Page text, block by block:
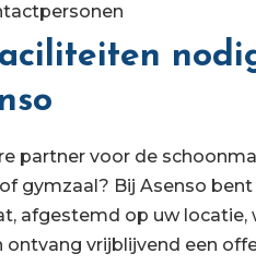
partner voor de
gymzaal? Bij Asenso bent
afgestemd op uw locatie,
ontvang vrijblijvend een